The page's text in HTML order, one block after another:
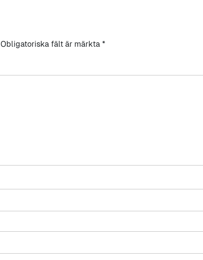
Obligatoriska fält är märkta *